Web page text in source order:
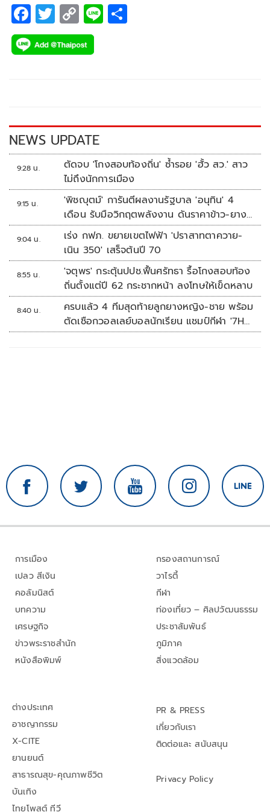
F
ac
e
k
T
wi
tt
C
o
p
k
Li
NEWS UPDATE
9:28 น.
ตัดจบ 'โกงสอบท้องถิ่น' ซ้ำรอย 'ฮั้ว สว.' สาว
ไม่ถึงนักการเมือง
9:15 น.
'พิชญุตม์' การันตีผลงานรัฐบาล 'อนุทิน' 4
เดือน รับมือวิกฤตพลังงาน ดันราคาข้าว-ยาง-
ปาล์ม พุ่งต่อเนื่อง พร้อมอัดมาตรการช่วยลด
ต้นทุน-ขยายตลาดโลก
9:04 น.
เร่ง กฟภ. ขยายเขตไฟฟ้า 'ปราสาทตาควาย-
เนิน 350' เสร็จต้นปี 70
8:55 น.
'จตุพร' กระตุ้นปปช.ฟื้นศรัทธา รื้อโกงสอบท้อง
ถิ่นตั้งแต่ปี 62 กระชากหน้า ลงโทษให้เข็ดหลาบ
8:40 น.
ครบแล้ว 4 ทีมสุดท้ายลูกยางหญิง-ชาย พร้อม
ตัดเชือกวอลเลย์บอลนักเรียน แชมป์กีฬา '7HD
2026'
การเมือง
เปลว สีเงิน
คอลัมนิสต์
บทความ
เศรษฐกิจ
ข่าวพระราชสำนัก
หนังสือพิมพ์
กรองสถานการณ์
วาไรตี้
กีฬา
ท่องเที่ยว – ศิลปวัฒนธรรม
ประชาสัมพันธ์
ภูมิภาค
สิ่งแวดล้อม
ต่างประเทศ
อาชญากรรม
X-CITE
ยานยนต์
สาธารณสุข-คุณภาพชีวิต
บันเทิง
ไทยโพสต์ ทีวี
PR & PRESS
เกี่ยวกับเรา
ติดต่อและ สนับสนุน
Privacy Policy